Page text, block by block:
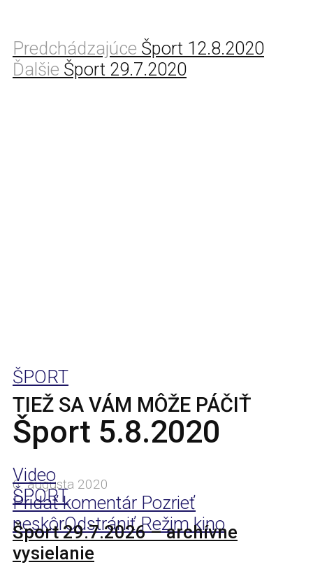
Predchádzajúce Šport 12.8.2020
Ďalšie Šport 29.7.2020
ŠPORT
Šport 5.8.2020
6. augusta 2020
Pridať komentár Pozrieť
neskôrOdstrániťRežim kino
TIEŽ SA VÁM MÔŽE PÁČIŤ
Video
ŠPORT
Šport 29.7.2026 – archívne
vysielanie